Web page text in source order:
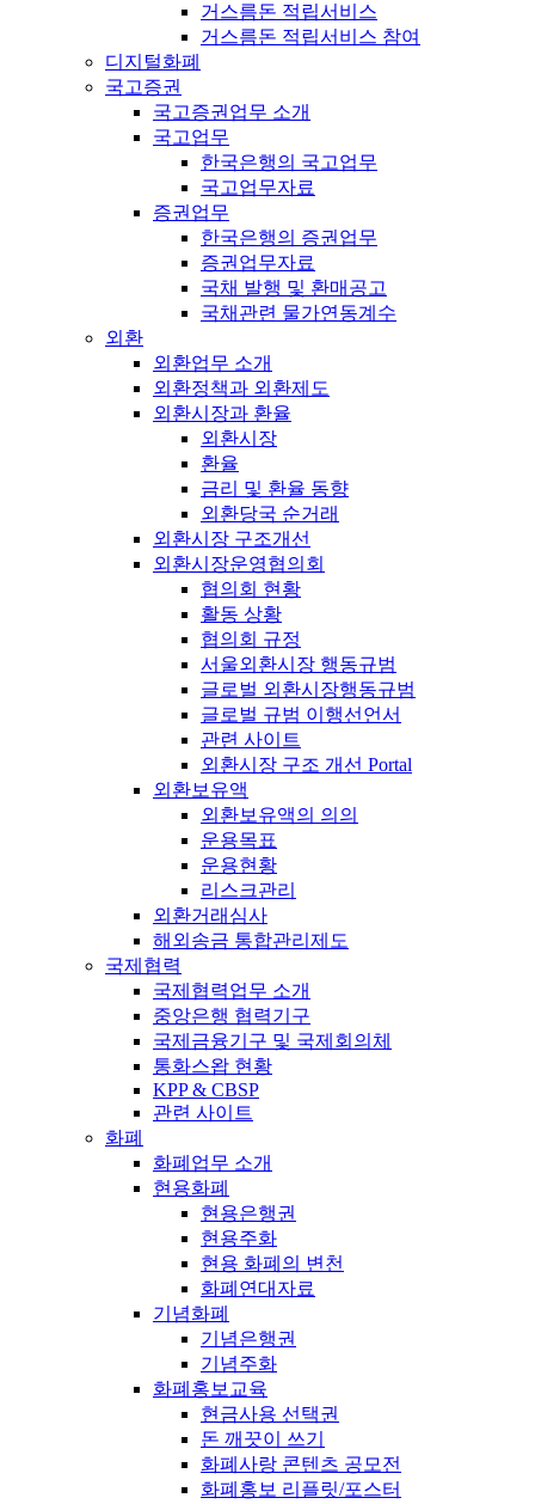
거스름돈 적립서비스
거스름돈 적립서비스 참여
디지털화폐
국고증권
국고증권업무 소개
국고업무
한국은행의 국고업무
국고업무자료
증권업무
한국은행의 증권업무
증권업무자료
국채 발행 및 환매공고
국채관련 물가연동계수
외환
외환업무 소개
외환정책과 외환제도
외환시장과 환율
외환시장
환율
금리 및 환율 동향
외환당국 순거래
외환시장 구조개선
외환시장운영협의회
협의회 현황
활동 상황
협의회 규정
서울외환시장 행동규범
글로벌 외환시장행동규범
글로벌 규범 이행선언서
관련 사이트
외환시장 구조 개선 Portal
외환보유액
외환보유액의 의의
운용목표
운용현황
리스크관리
외환거래심사
해외송금 통합관리제도
국제협력
국제협력업무 소개
중앙은행 협력기구
국제금융기구 및 국제회의체
통화스왑 현황
KPP & CBSP
관련 사이트
화폐
화폐업무 소개
현용화폐
현용은행권
현용주화
현용 화폐의 변천
화폐연대자료
기념화폐
기념은행권
기념주화
화폐홍보교육
현금사용 선택권
돈 깨끗이 쓰기
화폐사랑 콘텐츠 공모전
화폐홍보 리플릿/포스터